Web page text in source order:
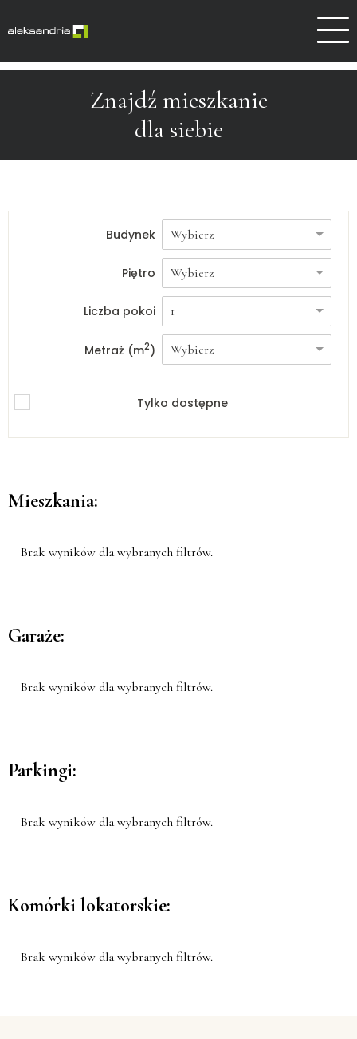
Znajdź mieszkanie
dla siebie
Budynek
Piętro
Liczba pokoi
Metraż (m2)
Tylko dostępne
Mieszkania:
Brak wyników dla wybranych filtrów.
Garaże:
Brak wyników dla wybranych filtrów.
Parkingi:
Brak wyników dla wybranych filtrów.
Komórki lokatorskie:
Brak wyników dla wybranych filtrów.